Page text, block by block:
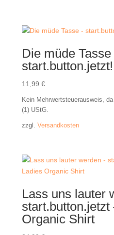
Die müde Tasse
11,99 €
Kein Mehrwertsteuerausweis,
(1) UStG.
zzgl. Versandkosten
Lass uns lauter
Organic Shirt